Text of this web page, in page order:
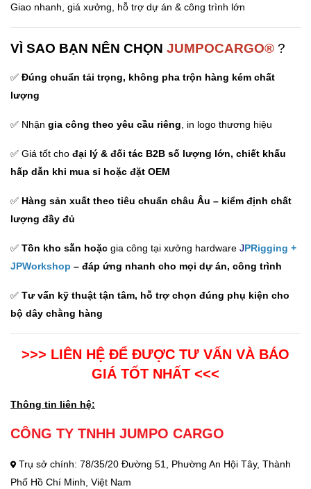
Giao nhanh, giá xưởng, hỗ trợ dự án & công trình lớn
VÌ SAO BẠN NÊN CHỌN JUMPOCARGO® ?
✅ Đúng chuẩn tải trọng, không pha trộn hàng kém chất
lượng
✅ Nhận gia công theo yêu cầu riêng , in logo thương hiệu
✅ Giá tốt cho đại lý & đối tác B2B số lượng lớn, chiết khấu
hấp dẫn khi mua sỉ hoặc đặt OEM
✅ Hàng sản xuất theo tiêu chuẩn châu Âu – kiểm định chất
lượng đầy đủ
✅ Tồn kho sẵn hoặc gia công tại xưởng hardware JPRigging +
JPWorkshop – đáp ứng nhanh cho mọi dự án, công trình
✅ Tư vấn kỹ thuật tận tâm, hỗ trợ chọn đúng phụ kiện cho
bộ dây chằng hàng
>>> LIÊN HỆ ĐỂ ĐƯỢC TƯ VẤN VÀ BÁO
GIÁ TỐT NHẤT <<<
Thông tin liên hệ:
CÔNG TY TNHH JUMPO CARGO
Trụ sở chính: 78/35/20 Đường 51, Phường An Hội Tây, Thành
Phố Hồ Chí Minh, Việt Nam